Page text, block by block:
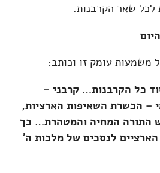
לכל שאר הקרבנות.
משמעות עומק זו וכותב:
כל הקרבנות… קרבני –
– הכשרת השאיפות הארציות,
התורה המחיה והמטהרת… כך
לנסכים של מלכות ה'